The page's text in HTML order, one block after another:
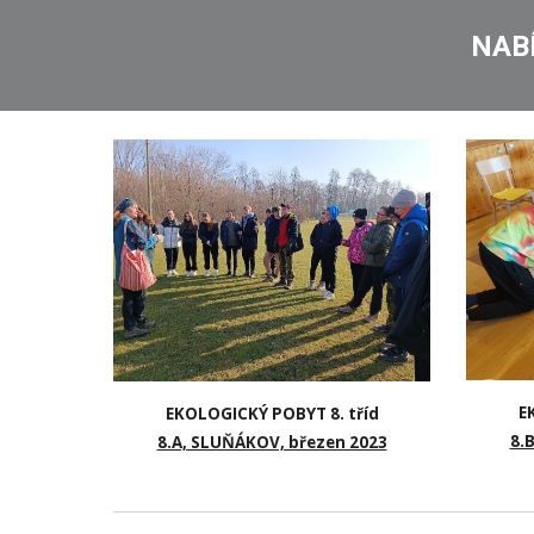
EKOLOGICKÝ POBYT 8. tříd
8.A, SLUŇÁKOV, březen 2023